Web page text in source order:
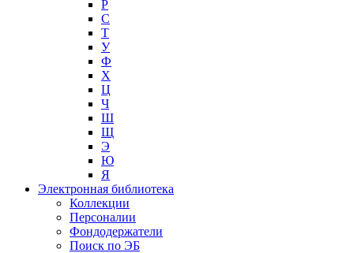
Р
С
Т
У
Ф
Х
Ц
Ч
Ш
Щ
Э
Ю
Я
Электронная библиотека
Коллекции
Персоналии
Фондодержатели
Поиск по ЭБ